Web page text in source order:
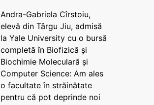
Andra-Gabriela Cîrstoiu,
elevă din Târgu Jiu, admisă
la Yale University cu o bursă
completă în Biofizică și
Biochimie Moleculară și
Computer Science: Am ales
o facultate în străinătate
pentru că pot deprinde noi